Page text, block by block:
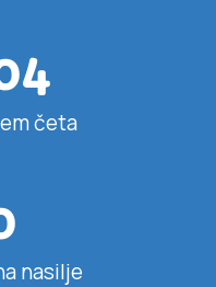
četa
nasilje